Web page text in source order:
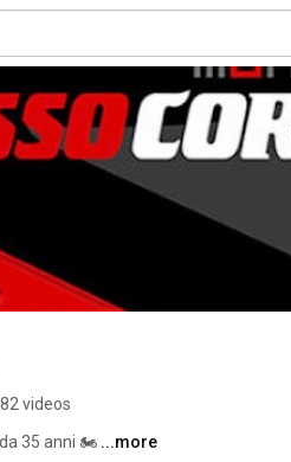
82 videos
35 anni 🏍 ...more